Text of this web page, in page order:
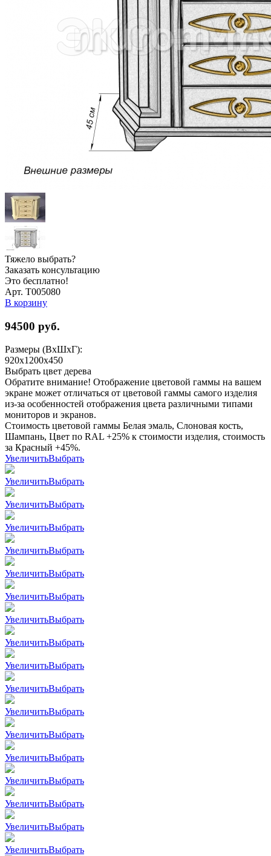
Тяжело выбрать?
Заказать консультацию
Это бесплатно!
Арт. Т005080
В корзину
94500 руб.
Размеры (ВхШхГ):
920х1200х450
Выбрать цвет дерева
Обратите внимание! Отображение цветовой гаммы на вашем
экране может отличаться от цветовой гаммы самого изделия
из-за особенностей отображения цвета различными типами
мониторов и экранов.
Стоимость цветовой гаммы Белая эмаль, Слоновая кость,
Шампань, Цвет по RAL +25% к стоимости изделия, стоимость
за Красный +45%.
УвеличитьВыбрать
УвеличитьВыбрать
УвеличитьВыбрать
УвеличитьВыбрать
УвеличитьВыбрать
УвеличитьВыбрать
УвеличитьВыбрать
УвеличитьВыбрать
УвеличитьВыбрать
УвеличитьВыбрать
УвеличитьВыбрать
УвеличитьВыбрать
УвеличитьВыбрать
УвеличитьВыбрать
УвеличитьВыбрать
УвеличитьВыбрать
УвеличитьВыбрать
УвеличитьВыбрать